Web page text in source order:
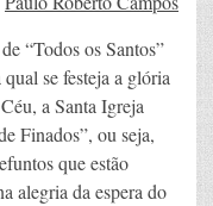
“Todos os Santos”
se festeja a glória
a Santa Igreja
Finados”, ou seja,
que estão
alegria da espera do